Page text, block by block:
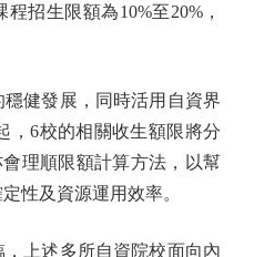
招生限額為10%至20%，
健發展，同時活用自資界
，6校的相關收生額限將分
理順限額計算方法，以幫
性及資源運用效率。
上述多所自資院校面向內